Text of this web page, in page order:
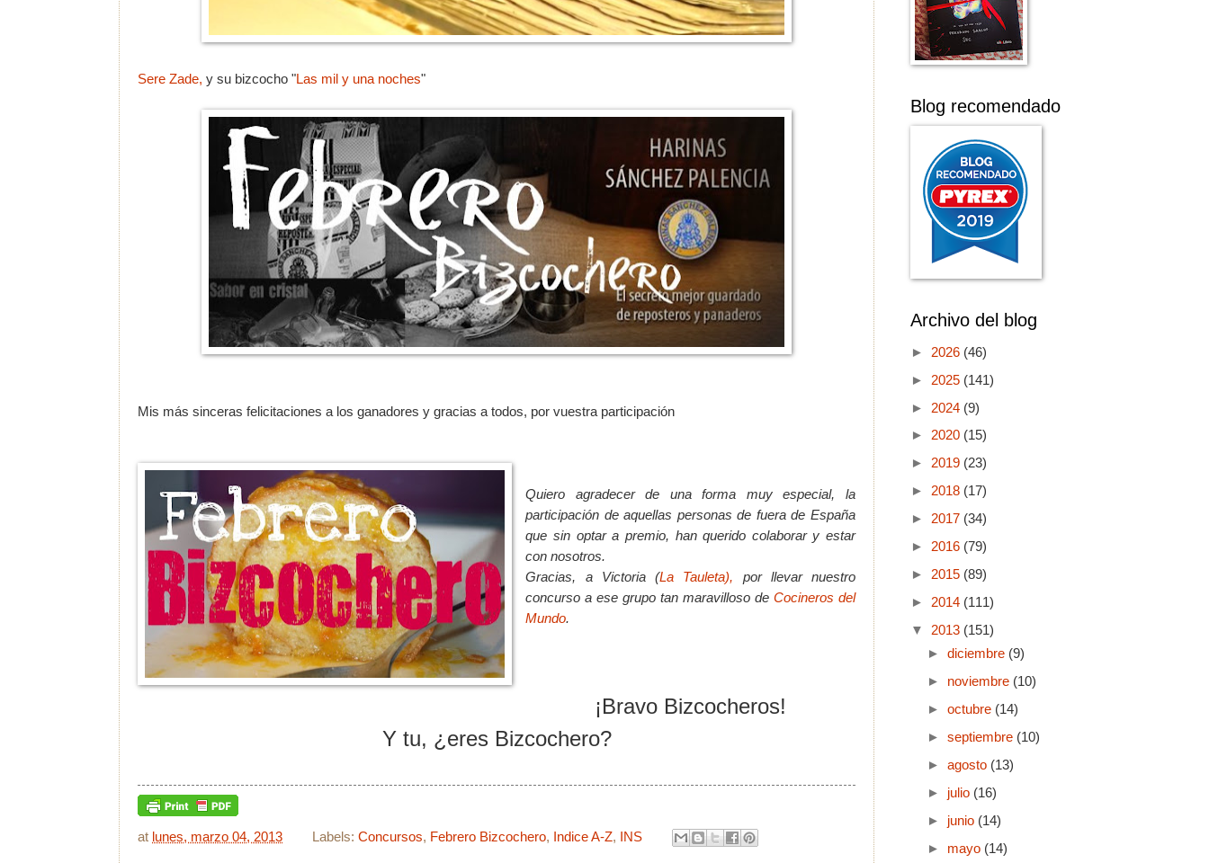
Sere Zade, y su bizcocho "Las mil y una noches"
Mis más sinceras felicitaciones a los ganadores y gracias a todos, por vuestra participación
Quiero agradecer de una forma muy especial, la
participación de aquellas personas de fuera de España
que sin optar a premio, han querido colaborar y estar
con nosotros.
Gracias, a Victoria (La Tauleta), por llevar nuestro
concurso a ese grupo tan maravilloso deCocineros del
Mundo.
¡Bravo Bizcocheros!
Y tu, ¿eres Bizcochero?
at lunes, marzo 04, 2013 Labels:Concursos, Febrero Bizcochero, Indice A-Z, INS
Blog recomendado
Archivo del blog
► 2026 (46)
► 2025 (141)
► 2024 (9)
► 2020 (15)
► 2019 (23)
► 2018 (17)
► 2017 (34)
► 2016 (79)
► 2015 (89)
► 2014 (111)
▼ 2013 (151)
► diciembre (9)
► noviembre (10)
► octubre (14)
► septiembre (10)
► agosto (13)
► julio (16)
► junio (14)
► mayo (14)